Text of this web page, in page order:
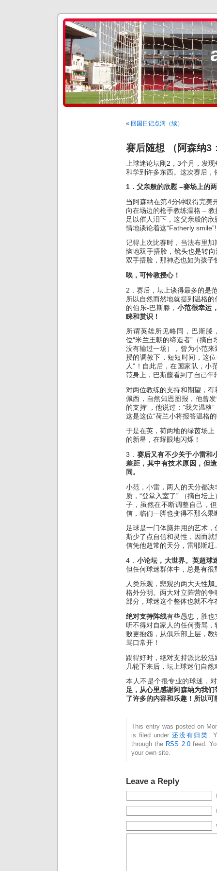
« 回国日记点滴（续）
赛后随想 （阿森纳3
上球迷论坛刚2，3个月，发
和学到许多东西。这次赛后
1．父亲般的欣慰 –赛场上的
当阿森纳在第4分钟取得完美
向在场边的枪手教练温格 –
足以催人泪下，这父亲般的
情地谈论着这“Fatherly smile”!
记得上次比赛时，当法布里
恼地双手捂脸，镜头也是转
双手捂脸，那神态也如为孩子
唉，可怜教授心！
2．赛后，坛上谈得最多的是
所以自然而然地就提到温格
的伯乐-巴斯滕， 小范很幸运
睐和赏识！
所谓英雄所见略同，巴斯滕
位“米兰王朝的缔造者”（摘
没有输过一场），曾为小范
授的调教下，短短时间，这
人”！自此后，在国家队，小
范身上，巴斯藤看到了自己年
对两位教练的支持和期望，
佩西，自然知恩图报，他曾
的支持“，他说过：”我欠温格
这是这位“荷兰小将报答温格
于是在英，荷两地的绿茵场
的新星，在耀眼地闪烁！
3． 赛后又有不少关于小雷和
差距，其中有技术原因，但
同。
小范，小雷，两人的天分都
质，“登堂入室了” （摘自坛
子，虽然在不断调整自己，
信，临们一脚也变得不那么
足球是一门体脑并用的艺术
斯少了点自信和灵性，因而
信凭他超常的天分，雷耶斯
4． 小论坛，大世界。英超球
但任何球迷群体中，总是有
人类乐观，悲观的两大天性加
格外分明。两大对立阵营的
部分，球迷这个整体也就不
绝对支持阵线有些愚忠，胜也
听不得对自家人的任何责骂，
败更抱怨，从俱乐部上层，
骂口常开！
踢得好时，绝对支持派比较
几轮下来后，坛上球迷们自
本人不是个很专业的球迷，
足，从心里感谢阿森纳为我
了许多的内容和乐趣！所以可
This entry was posted on
is filed under 还没有归类 .
through the RSS 2.0feed.
your own site.
Leave a Reply